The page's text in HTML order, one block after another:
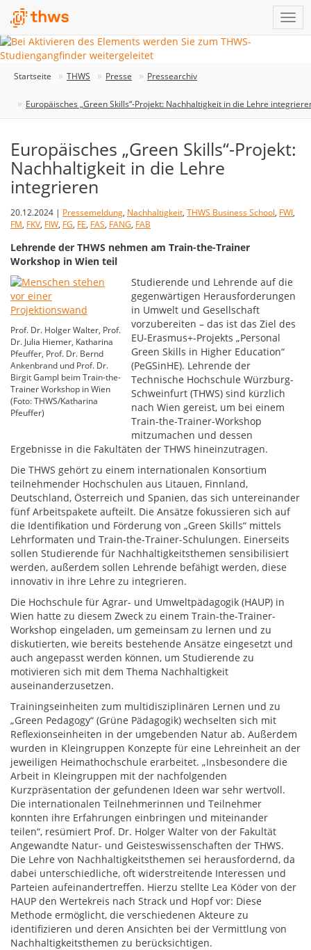
Startseite THWS Presse Pressearchiv
Europäisches „Green Skills“-Projekt: Nachhaltigkeit in die Lehre
Europäisches „Green Skills“-Projekt:
Nachhaltigkeit in die Lehre
integrieren
20.12.2024 | Pressemeldung, Nachhaltigkeit, THWS Business School, FWI,
FM, FKV, FIW, FG, FE, FAS, FANG, FAB
Lehrende der THWS nehmen am Train-the-Trainer
Workshop in Wien teil
Prof. Dr. Holger Walter, Prof.
Dr. Julia Hiemer, Katharina
Pfeuffer, Prof. Dr. Bernd
Ankenbrand und Prof. Dr.
Birgit Gampl beim Train-the-
Trainer Workshop in Wien
(Foto: THWS/Katharina
Pfeuffer)
Studierende und Lehrende auf die
gegenwärtigen Herausforderungen
in Umwelt und Gesellschaft
vorzubereiten – das ist das Ziel des
EU-Erasmus+-Projekts „Personal
Green Skills in Higher Education“
(PeGSinHE). Lehrende der
Technische Hochschule Würzburg-
Schweinfurt (THWS) sind kürzlich
nach Wien gereist, um bei einem
Train-the-Trainer-Workshop
mitzumachen und dessen
Ergebnisse in die Fakultäten der THWS hineinzutragen.
Die THWS gehört zu einem internationalen Konsortium
teilnehmender Hochschulen aus Litauen, Finnland,
Deutschland, Österreich und Spanien, das sich untereinander
fünf Arbeitspakete aufteilt. Die Ansätze fokussieren sich auf
die Identifikation und Förderung von „Green Skills“ mittels
Lehrformaten und Train-the-Trainer-Schulungen. Einerseits
sollen Studierende für Nachhaltigkeitsthemen sensibilisiert
werden, außerdem sollen Lehrende befähigt werden, diese
innovativ in ihre Lehre zu integrieren.
Die Hochschule für Agrar- und Umweltpädagogik (HAUP) in
Wien hatte zu diesem Zweck zu einem Train-the-Trainer-
Workshop eingeladen, um gemeinsam zu lernen und zu
diskutierten, wie bereits bestehende Ansätze eingesetzt und
auch angepasst werden können, um Studierende zu
motivieren sich mit dem Thema Nachhaltigkeit
auseinanderzusetzen.
Trainingseinheiten zum multidisziplinären Lernen und zu
„Green Pedagogy“ (Grüne Pädagogik) wechselten sich mit
Reflexionseinheiten in der umgebenden Natur ab. Außerdem
wurden in Kleingruppen Konzepte für eine Lehreinheit an der
jeweiligen Heimathochschule erarbeitet. „Insbesondere die
Arbeit in Kleingruppen mit der nachfolgenden
Kurzpräsentation der gefundenen Ideen war sehr wertvoll.
Die internationalen Teilnehmerinnen und Teilnehmer
konnten ihre Erfahrungen einbringen und miteinander
teilen“, resümiert Prof. Dr. Holger Walter von der Fakultät
Angewandte Natur- und Geisteswissenschaften der THWS.
Die Lehre von Nachhaltigkeitsthemen sei herausfordernd, da
dabei unterschiedliche, oft widerstreitende Interessen und
Parteien aufeinandertreffen. Hierzu stellte Lea Köder von der
HAUP den Wertekreis nach Strack und Hopf vor: Diese
Methode ermöglicht, die verschiedenen Akteure zu
identifizieren und deren Ansichten bei der Vermittlung von
Nachhaltigkeitsthemen zu berücksichtigen.